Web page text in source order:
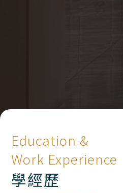
Education &
Work Experience
學經歷